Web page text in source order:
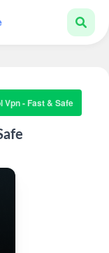
Vpn - Fast & Safe